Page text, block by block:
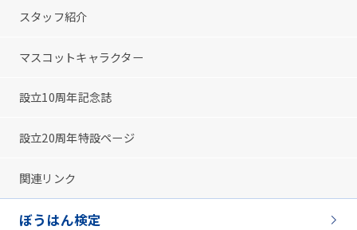
スタッフ紹介
マスコットキャラクター
設立10周年記念誌
設立20周年特設ページ
関連リンク
ぼうはん検定